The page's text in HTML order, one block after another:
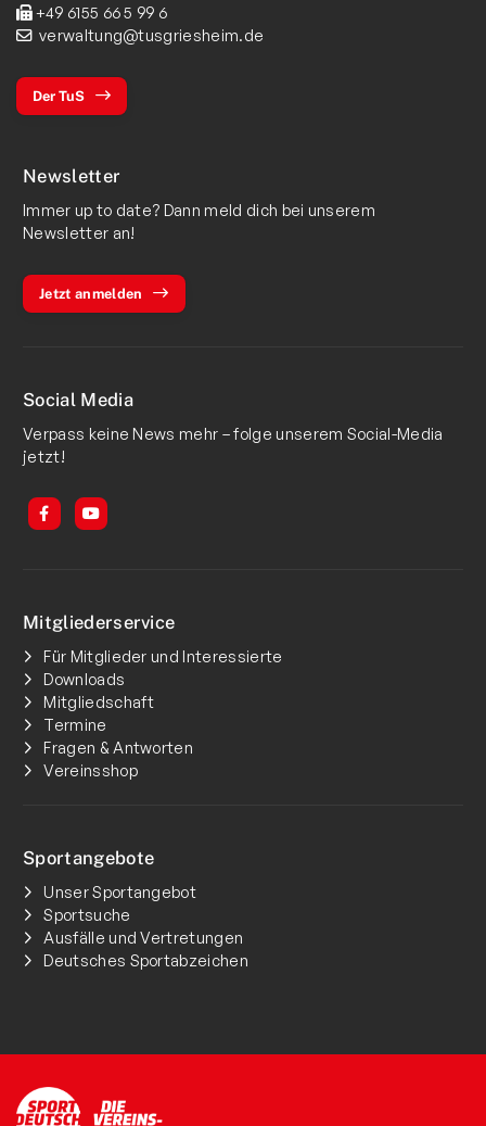
+49 6155 66 5 99 6
verwaltung@tusgriesheim.de
Der TuS
Newsletter
Immer up to date? Dann meld dich bei unserem
Newsletter an!
Jetzt anmelden
Social Media
Verpass keine News mehr – folge unserem Social-Media
jetzt!
Mitgliederservice
Für Mitglieder und Interessierte
Downloads
Mitgliedschaft
Termine
Fragen & Antworten
Vereinsshop
Sportangebote
Unser Sportangebot
Sportsuche
Ausfälle und Vertretungen
Deutsches Sportabzeichen